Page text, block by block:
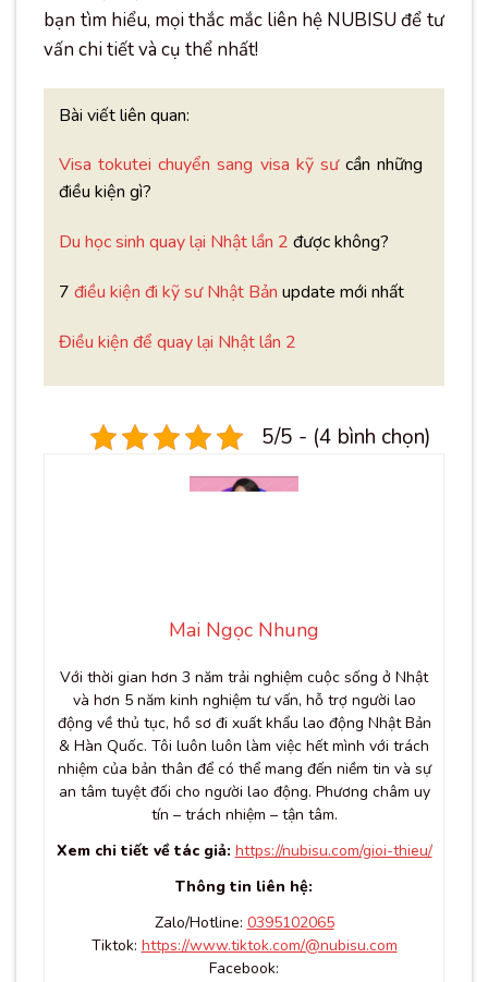
bạn tìm hiểu, mọi thắc mắc liên hệ NUBISU để tư
vấn chi tiết và cụ thể nhất!
Bài viết liên quan:
Visa tokutei chuyển sang visa kỹ sưcần những
điều kiện gì?
Du học sinh quay lại Nhật lần 2 được không?
7điều kiện đi kỹ sư Nhật Bản update mới nhất
Điều kiện để quay lại Nhật lần 2
5/5 - (4 bình chọn)
Mai Ngọc Nhung
Với thời gian hơn 3 năm trải nghiệm cuộc sống ở Nhật
và hơn 5 năm kinh nghiệm tư vấn, hỗ trợ người lao
động về thủ tục, hồ sơ đi xuất khẩu lao động Nhật Bản
& Hàn Quốc. Tôi luôn luôn làm việc hết mình với trách
nhiệm của bản thân để có thể mang đến niềm tin và sự
an tâm tuyệt đối cho người lao động. Phương châm uy
tín – trách nhiệm – tận tâm.
Xem chi tiết về tác giả: https://nubisu.com/gioi-thieu/
Thông tin liên hệ:
Zalo/Hotline: 0395102065
Tiktok: https://www.tiktok.com/@nubisu.com
Facebook: